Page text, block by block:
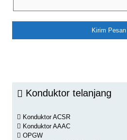
Konduktor telanjang
Konduktor ACSR
Konduktor AAAC
OPGW